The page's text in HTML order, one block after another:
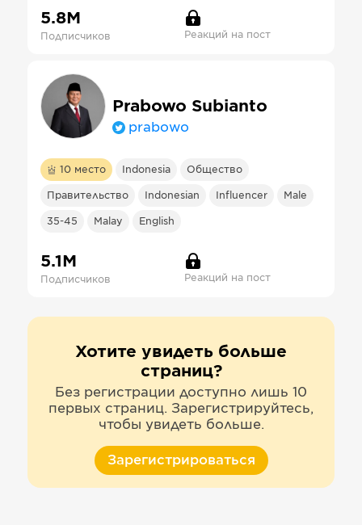
5.8М
Подписчиков Реакций на пост
Prabowo Subianto
prabowo
10 место Indonesia Общество
Правительство Indonesian Influencer Male
35-45 Malay English
5.1М
Подписчиков Реакций на пост
Хотите увидеть больше
страниц?
Без регистрации доступно лишь 10
первых страниц. Зарегистрируйтесь,
чтобы увидеть больше.
Зарегистрироваться